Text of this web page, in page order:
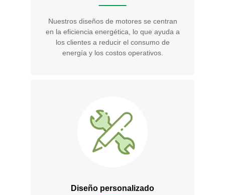
Nuestros diseños de motores se centran
en la eficiencia energética, lo que ayuda a
los clientes a reducir el consumo de
energía y los costos operativos.
Diseño personalizado